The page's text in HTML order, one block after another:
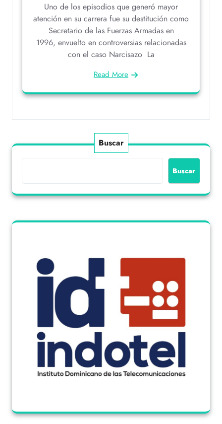
Uno de los episodios que generó mayor
atención en su carrera fue su destitución como
Secretario de las Fuerzas Armadas en
1996, envuelto en controversias relacionadas
con el caso Narcisazo La
Read More
Buscar
Buscar